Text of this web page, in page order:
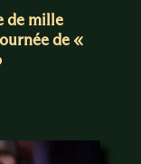
de mille
de «